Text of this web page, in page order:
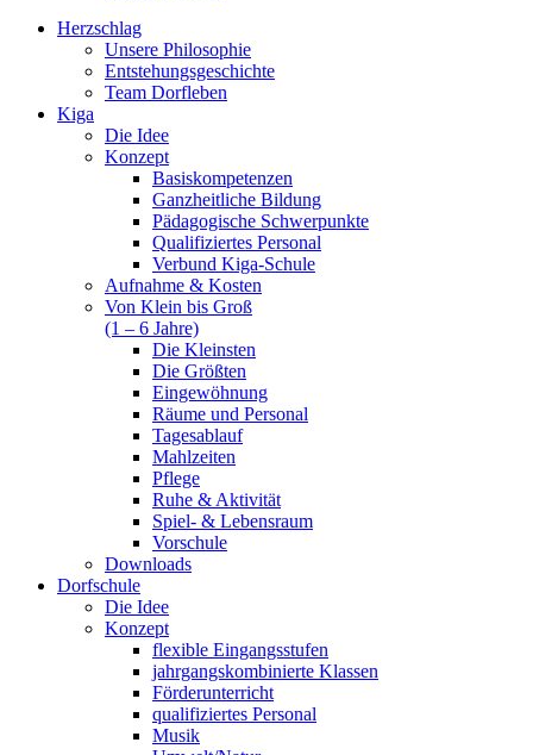
Herzschlag
Unsere Philosophie
Entstehungsgeschichte
Team Dorfleben
Kiga
Die Idee
Konzept
Basiskompetenzen
Ganzheitliche Bildung
Pädagogische Schwerpunkte
Qualifiziertes Personal
Verbund Kiga-Schule
Aufnahme & Kosten
Von Klein bis Groß
(1 – 6 Jahre)
Die Kleinsten
Die Größten
Eingewöhnung
Räume und Personal
Tagesablauf
Mahlzeiten
Pflege
Ruhe & Aktivität
Spiel- & Lebensraum
Vorschule
Downloads
Dorfschule
Die Idee
Konzept
flexible Eingangsstufen
jahrgangskombinierte Klassen
Förderunterricht
qualifiziertes Personal
Musik